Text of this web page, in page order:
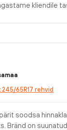
kliendile
245/65R17 rehvid
soodsa
Bränd on